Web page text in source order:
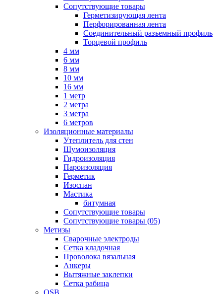
Сопутствующие товары
Герметизирующая лента
Перфорированная лента
Соединительный разъемный профиль
Торцевой профиль
4 мм
6 мм
8 мм
10 мм
16 мм
1 метр
2 метра
3 метра
6 метров
Изоляционные материалы
Утеплитель для стен
Шумоизоляция
Гидроизоляция
Пароизоляция
Герметик
Изоспан
Мастика
битумная
Сопутствующие товары
Сопутствующие товары (05)
Метизы
Сварочные электроды
Сетка кладочная
Проволока вязальная
Анкеры
Вытяжные заклепки
Сетка рабица
OSB